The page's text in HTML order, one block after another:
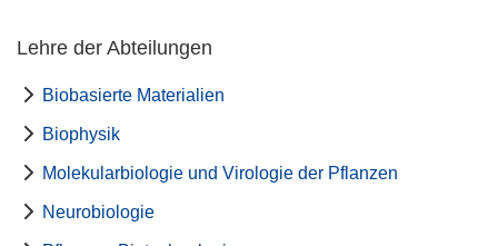
Lehre der Abteilungen
Biobasierte Materialien
Biophysik
Molekularbiologie und Virologie der Pflanzen
Neurobiologie